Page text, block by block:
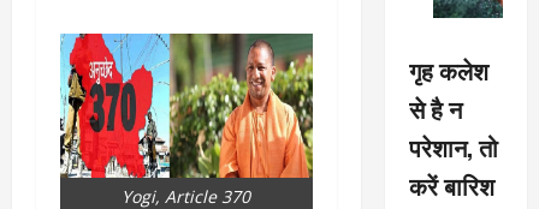
Yogi, Article 370
गृह कलेश
से है न
परेशान, तो
करें बारिश